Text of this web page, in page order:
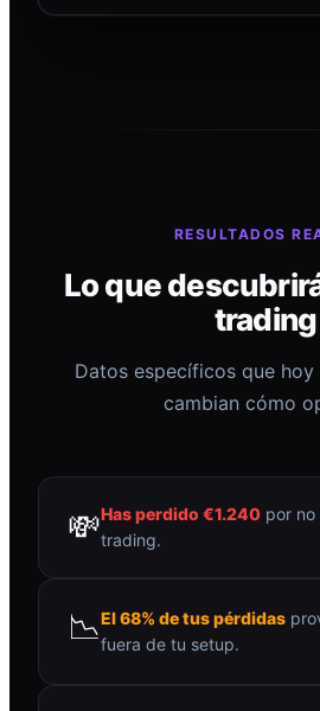
RESULTADOS
Lo que
trading
Datos específicos que
cambian cómo
💸Has perdido €1.240 por
trading.
📉El 68% de tus pérdidas
fuera de tu setup.